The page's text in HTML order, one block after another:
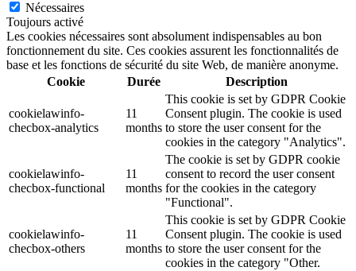
Nécessaires
Toujours activé
Les cookies nécessaires sont absolument indispensables au bon
fonctionnement du site. Ces cookies assurent les fonctionnalités de
base et les fonctions de sécurité du site Web, de manière anonyme.
Cookie
Durée Description
cookielawinfo-
checbox-analytics
11
months
This cookie is set by GDPR Cookie
Consent plugin. The cookie is used
to store the user consent for the
cookies in the category "Analytics".
cookielawinfo-
checbox-functional
11
months
The cookie is set by GDPR cookie
consent to record the user consent
for the cookies in the category
"Functional".
cookielawinfo-
checbox-others
11
months
This cookie is set by GDPR Cookie
Consent plugin. The cookie is used
to store the user consent for the
cookies in the category "Other.